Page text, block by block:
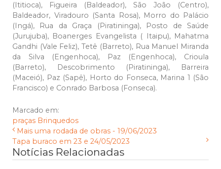
(Ititioca), Figueira (Baldeador), São João (Centro),
Baldeador, Viradouro (Santa Rosa), Morro do Palácio
(Ingá), Rua da Graça (Piratininga), Posto de Saúde
(Jurujuba), Boanerges Evangelista ( Itaipu), Mahatma
Gandhi (Vale Feliz), Tetê (Barreto), Rua Manuel Miranda
da Silva (Engenhoca), Paz (Engenhoca), Crioula
(Barreto), Descobrimento (Piratininga), Barreira
(Maceió), Paz (Sapê), Horto do Fonseca, Marina 1 (São
Francisco) e Conrado Barbosa (Fonseca).
Marcado em:
praças Brinquedos
Mais uma rodada de obras - 19/06/2023
Tapa buraco em 23 e 24/05/2023
Notícias Relacionadas